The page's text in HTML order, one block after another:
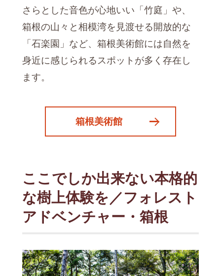
さらとした音色が心地いい「竹庭」や、
箱根の山々と相模湾を見渡せる開放的な
「石楽園」など、箱根美術館には自然を
身近に感じられるスポットが多く存在し
ます。
箱根美術館
ここでしか出来ない本格的
な樹上体験を／フォレスト
アドベンチャー・箱根